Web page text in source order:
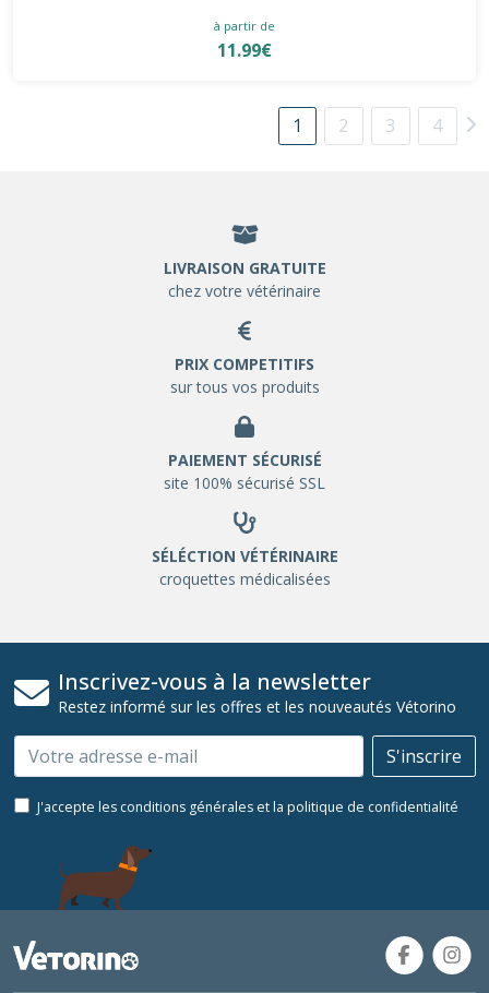
à partir de
11.99€
1 2 3 4
LIVRAISON GRATUITE
chez votre vétérinaire
PRIX COMPETITIFS
sur tous vos produits
PAIEMENT SÉCURISÉ
site 100% sécurisé SSL
SÉLÉCTION VÉTÉRINAIRE
croquettes médicalisées
Inscrivez-vous à la newsletter
Restez informé sur les offres et les nouveautés Vétorino
Email S'inscrire
J'accepte les conditions générales et la politique de confidentialité